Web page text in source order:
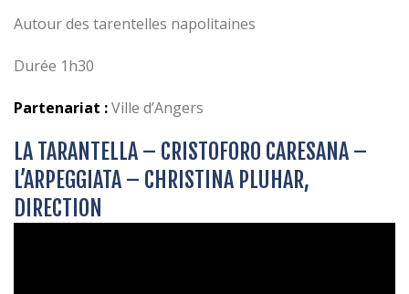
Autour des tarentelles napolitaines
Durée 1h30
Partenariat :Ville d’Angers
LA TARANTELLA – CRISTOFORO CARESANA –
L’ARPEGGIATA – CHRISTINA PLUHAR,
DIRECTION